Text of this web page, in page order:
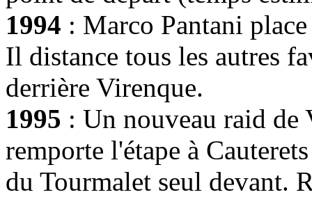
1994 : Marco Pantani
Il distance tous les autres
derrière Virenque.
1995 : Un nouveau raid de
remporte l'étape à
du Tourmalet seul devant.